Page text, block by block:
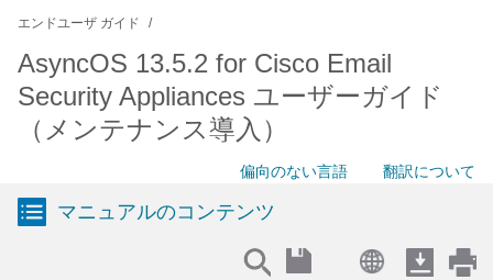
エンドユーザ ガイド
AsyncOS 13.5.2 for Cisco Email
Security Appliances ユーザーガイド
（メンテナンス導入）
偏向のない言語 翻訳について
マニュアルのコンテンツ